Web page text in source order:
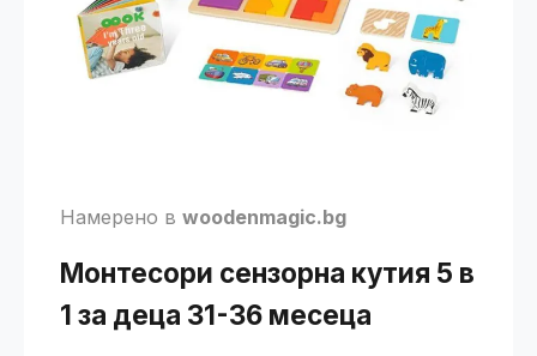
Намерено в woodenmagic.bg
Монтесори сензорна кутия 5 в
1 за деца 31-36 месеца